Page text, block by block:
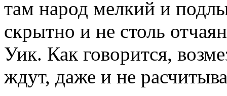
там народ мелкий и
скрытно и не столь
Уик. Как говорится,
ждут, даже и не